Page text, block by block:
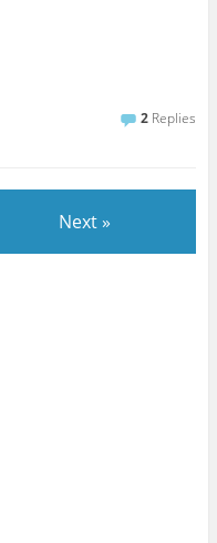
2 Replies
Next »